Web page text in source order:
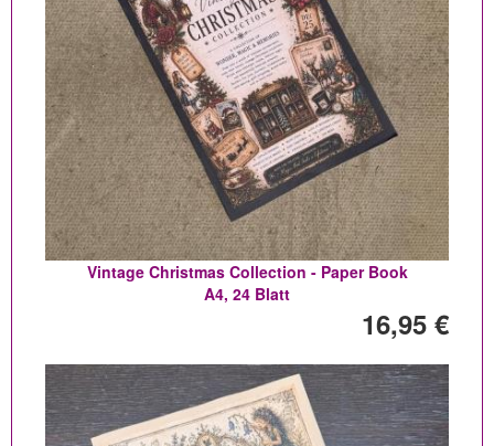
Vintage Christmas Collection - Paper Book
A4, 24 Blatt
16,95 €